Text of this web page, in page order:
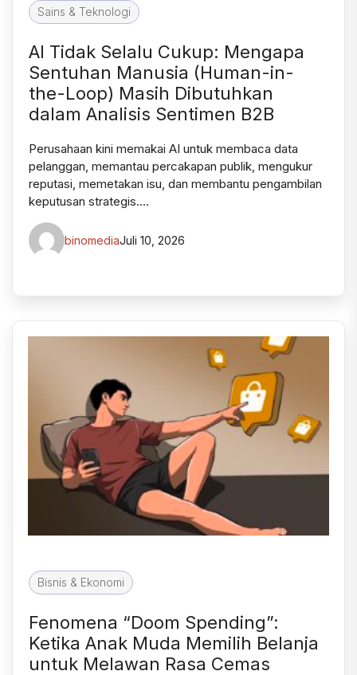
Sains & Teknologi
AI Tidak Selalu Cukup: Mengapa
Sentuhan Manusia (Human-in-
the-Loop) Masih Dibutuhkan
dalam Analisis Sentimen B2B
Perusahaan kini memakai AI untuk membaca data
pelanggan, memantau percakapan publik, mengukur
reputasi, memetakan isu, dan membantu pengambilan
keputusan strategis….
binomediaJuli 10, 2026
Bisnis & Ekonomi
Fenomena “Doom Spending”:
Ketika Anak Muda Memilih Belanja
untuk Melawan Rasa Cemas